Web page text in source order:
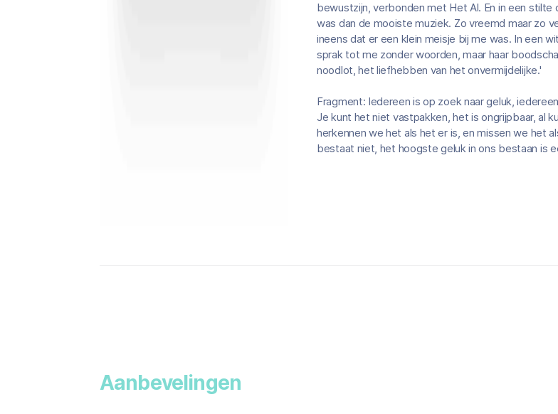
bewustzijn, verbonden met Het Al. En in een
was dan de mooiste muziek. Zo vreemd maar zo
ineens dat er een klein meisje bij me was. In een
sprak tot me zonder woorden, maar haar
noodlot, het liefhebben van het onvermijdelijke.'
Fragment: Iedereen is op zoek naar geluk,
Je kunt het niet vastpakken, het is ongrijpbaar, al
herkennen we het als het er is, en missen we het
bestaat niet, het hoogste geluk in ons bestaan is
Aanbevelingen